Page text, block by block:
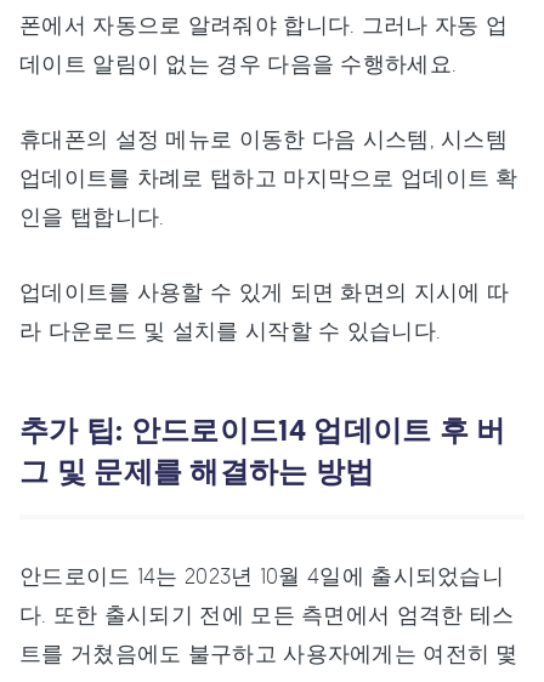
폰에서 자동으로 알려줘야 합니다. 그러나 자동 업
데이트 알림이 없는 경우 다음을 수행하세요.
휴대폰의 설정 메뉴로 이동한 다음 시스템, 시스템
업데이트를 차례로 탭하고 마지막으로 업데이트 확
인을 탭합니다.
업데이트를 사용할 수 있게 되면 화면의 지시에 따
라 다운로드 및 설치를 시작할 수 있습니다.
추가 팁: 안드로이드14 업데이트 후 버
그 및 문제를 해결하는 방법
안드로이드 14는 2023년 10월 4일에 출시되었습니
다. 또한 출시되기 전에 모든 측면에서 엄격한 테스
트를 거쳤음에도 불구하고 사용자에게는 여전히 몇